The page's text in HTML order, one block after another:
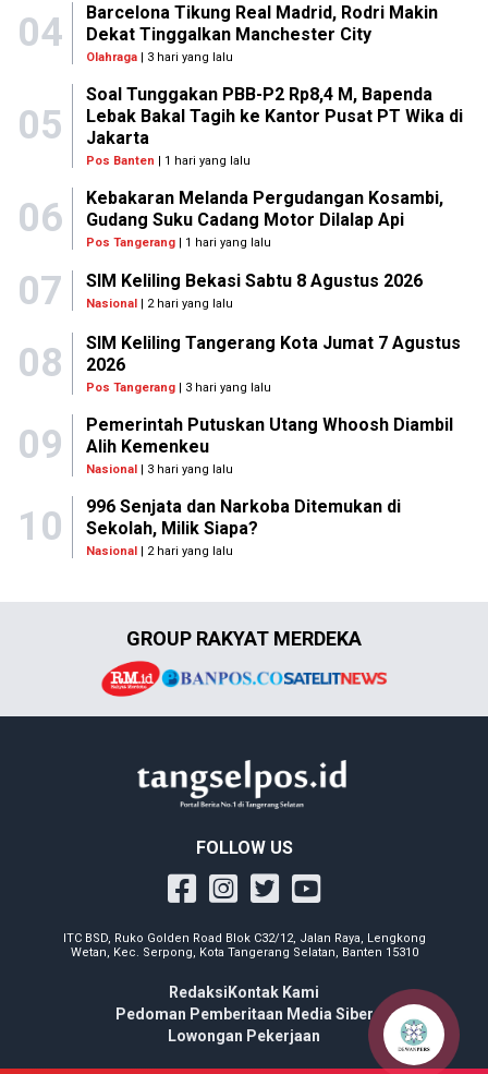
04
Barcelona Tikung Real Madrid, Rodri Makin
Dekat Tinggalkan Manchester City
Olahraga| 3 hari yang lalu
05
Soal Tunggakan PBB-P2 Rp8,4 M, Bapenda
Lebak Bakal Tagih ke Kantor Pusat PT Wika di
Jakarta
Pos Banten | 1 hari yang lalu
06
Kebakaran Melanda Pergudangan Kosambi,
Gudang Suku Cadang Motor Dilalap Api
Pos Tangerang| 1 hari yang lalu
07 SIM Keliling Bekasi Sabtu 8 Agustus 2026
Nasional | 2 hari yang lalu
08
SIM Keliling Tangerang Kota Jumat 7 Agustus
2026
Pos Tangerang| 3 hari yang lalu
09
Pemerintah Putuskan Utang Whoosh Diambil
Alih Kemenkeu
Nasional| 3 hari yang lalu
10
996 Senjata dan Narkoba Ditemukan di
Sekolah, Milik Siapa?
Nasional| 2 hari yang lalu
GROUP RAKYAT MERDEKA
FOLLOW US
ITC BSD, Ruko Golden Road Blok C32/12, Jalan Raya, Lengkong
Wetan, Kec. Serpong, Kota Tangerang Selatan, Banten 15310
Redaksi Kontak Kami
Pedoman Pemberitaan Media Siber
Lowongan Pekerjaan